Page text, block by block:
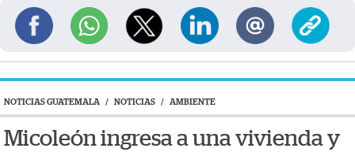
NOTICIAS GUATEMALA / NOTICIAS / AMBIENTE
Micoleón ingresa a una vivienda y